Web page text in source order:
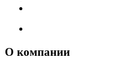
О компании